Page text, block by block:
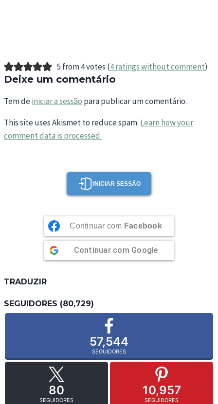
5 from 4 votes (4 ratings without comment)
Deixe um comentário
Tem deiniciar a sessão para publicar um comentário.
This site uses Akismet to reduce spam. Learn how your
comment data is processed.
INICIAR SESSÃO
Continuar com Facebook
Continuar com Google
TRADUZIR
SEGUIDORES (80,729)
57,544
SEGUIDORES
80
SEGUIDORES
10,957
SEGUIDORES